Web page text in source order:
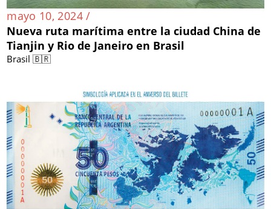
mayo 10, 2024 /
Nueva ruta marítima entre la ciudad China de
Tianjin y Rio de Janeiro en Brasil
Brasil 🇧🇷